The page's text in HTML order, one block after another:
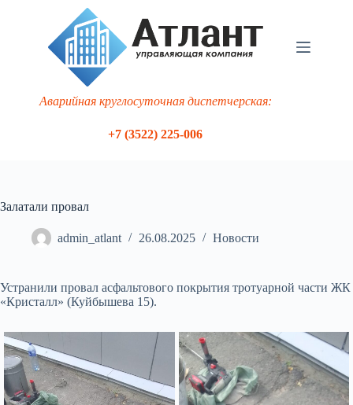
Аварийная круглосуточная диспетчерская:
+7 (3522) 225-006
Залатали провал
admin_atlant 26.08.2025 Новости
Устранили провал асфальтового покрытия тротуарной части ЖК
«Кристалл» (Куйбышева 15).